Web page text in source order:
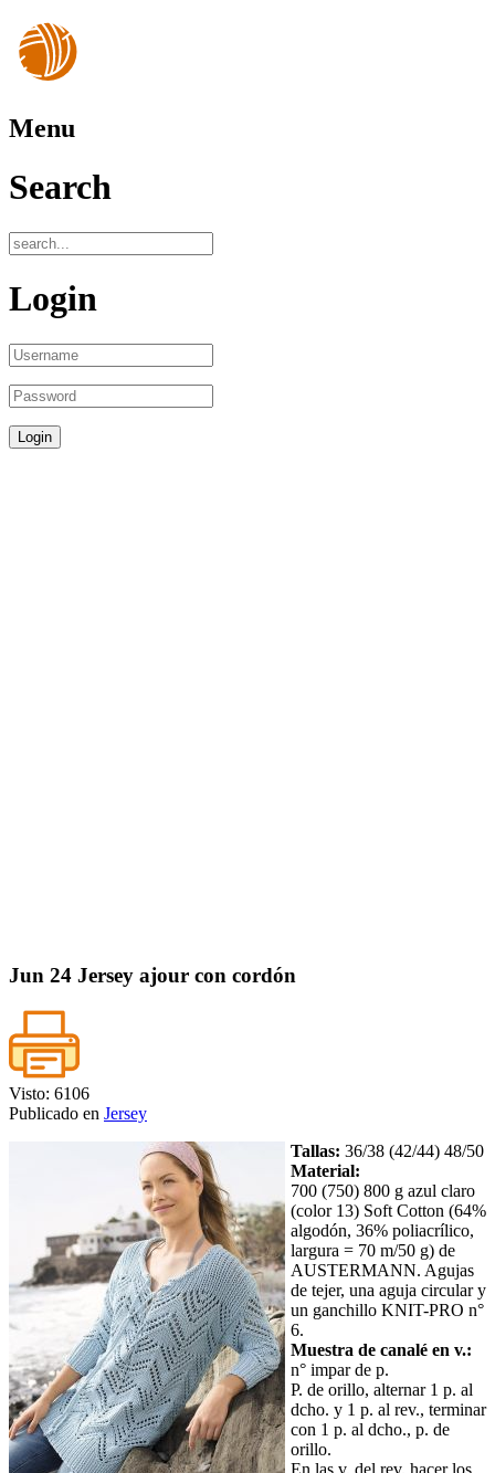
Menu
Search
Login
Jun 24 Jersey ajour con cordón
Visto: 6106
Publicado en Jersey
Tallas: 36/38 (42/44) 48/50
Material:
700 (750) 800 g azul claro
(color 13) Soft Cotton (64%
algodón, 36% poliacrílico,
largura = 70 m/50 g) de
AUSTERMANN. Agujas
de tejer, una aguja circular y
un ganchillo KNIT-PRO n°
6.
Muestra de canalé en v.:
n° impar de p.
P. de orillo, alternar 1 p. al
dcho. y 1 p. al rev., terminar
con 1 p. al dcho., p. de
orillo.
En las v. del rev. hacer los